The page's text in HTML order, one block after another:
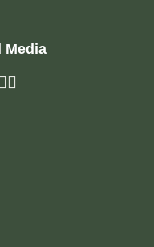
Media